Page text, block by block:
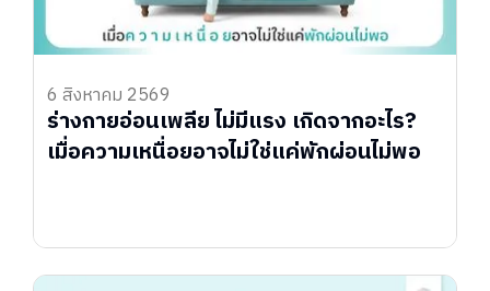
6 สิงหาคม 2569
ร่างกายอ่อนเพลีย ไม่มีแรง เกิดจากอะไร?
เมื่อความเหนื่อยอาจไม่ใช่แค่พักผ่อนไม่พอ